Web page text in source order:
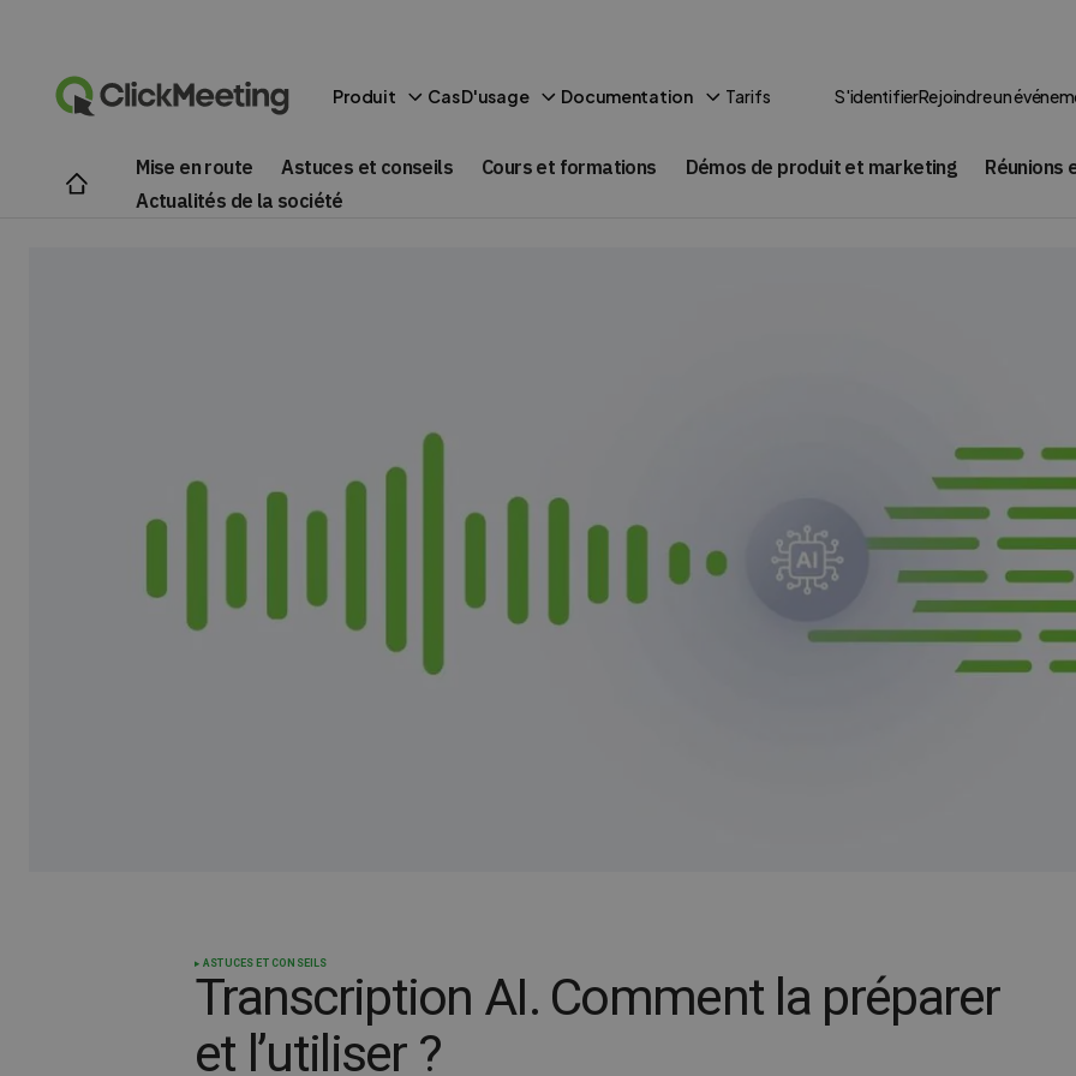
Produit Cas D'usage Documentation Tarifs S'identifierRejoindre un
Mise en route Astuces et conseils Cours et formations Démos de produit et marketing
Réunions
Actualités de la société
ASTUCES ET CONSEILS
Transcription AI. Comment la préparer
et l’utiliser ?